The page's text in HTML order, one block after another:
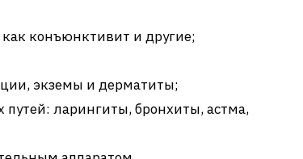
конъюнктивит и другие;
экземы и дерматиты;
путей: ларингиты, бронхиты, астма,